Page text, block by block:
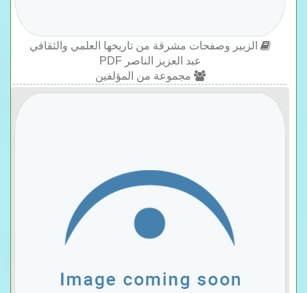
الزبير وصفحات مشرقة من تاريخها العلمي والثقافي
عبد العزيز الناصر PDF
مجموعة من المؤلفين